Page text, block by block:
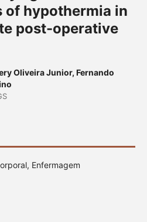
of hypothermia in
post-operative
Oliveira Junior, Fernando
Enfermagem